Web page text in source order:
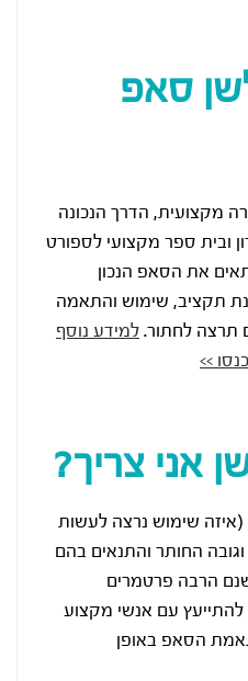
סאפ
מקצועית, הדרך הנכונה
ובית ספר מקצועי לספורט
את הסאפ הנכון
תקציב, שימוש והתאמה
תרצה לחתור. למידע נוסף
>>
אני צריך?
(איזה שימוש נרצה לעשות
החותר והתנאים בהם
הרבה פרטמרים
עם אנשי מקצוע
הסאפ באופן